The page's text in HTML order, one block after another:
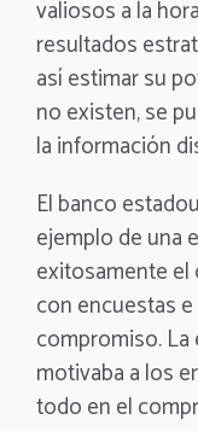
valiosos a la
resultados
así estimar su
no existen, se
la información
El banco
ejemplo de una
exitosamente
con encuestas
compromiso.
motivaba a los
todo en el